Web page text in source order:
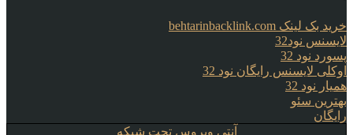
خرید بک لینک behtarinbacklink.com
لایسنس نود32
پسورد نود 32
اوکلی لایسنس رایگان نود 32
همیار نود 32
بهترین سئو
رایگان
آنتی ویروس تحت شبکه